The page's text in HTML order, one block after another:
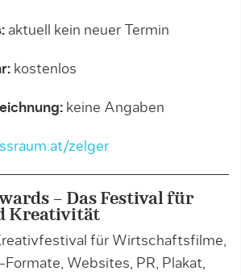
aktuell kein neuer Termin
kostenlos
keine Angaben
zelger
– Das Festival für
Kreativität
für Wirtschaftsfilme,
Websites, PR, Plakat,